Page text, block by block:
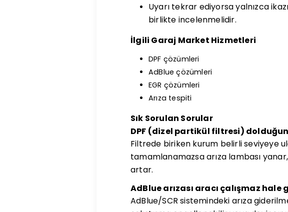
Uyarı tekrar ediyorsa yalnızca
birlikte incelenmelidir.
İlgili Garaj Market Hizmetleri
DPF çözümleri
AdBlue çözümleri
EGR çözümleri
Arıza tespiti
Sık Sorulan Sorular
DPF (dizel partikül filtresi)
Filtrede biriken kurum belirli seviyeye
tamamlanamazsa arıza lambası
artar.
AdBlue arızası aracı çalışmaz hale
AdBlue/SCR sistemindeki arıza